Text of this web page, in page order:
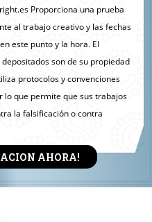
Proporciona una prueba
al trabajo creativo y las fechas
este punto y la hora. El
son de su propiedad
protocolos y convenciones
lo que permite que sus trabajos
la falsificación o contra
AHORA!